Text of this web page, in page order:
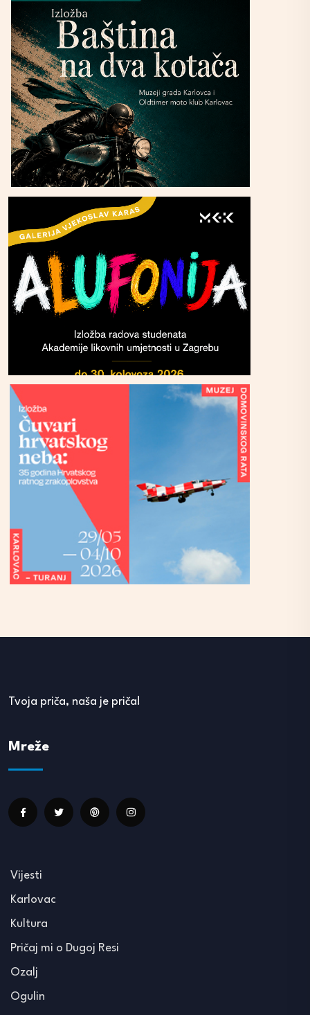
Tvoja priča, naša je priča!
Mreže
Vijesti
Karlovac
Kultura
Pričaj mi o Dugoj Resi
Ozalj
Ogulin